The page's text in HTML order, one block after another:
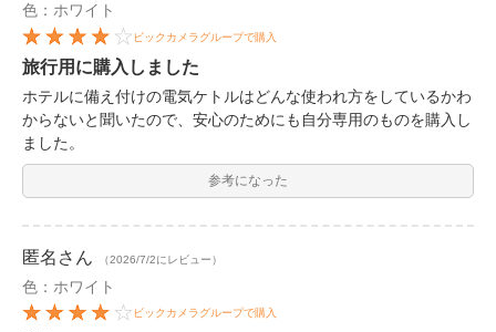
色：ホワイト
ビックカメラグループで購入
旅行用に購入しました
ホテルに備え付けの電気ケトルはどんな使われ方をしているかわ
からないと聞いたので、安心のためにも自分専用のものを購入し
ました。
参考になった
匿名 さん （2026/7/2にレビュー）
色：ホワイト
ビックカメラグループで購入